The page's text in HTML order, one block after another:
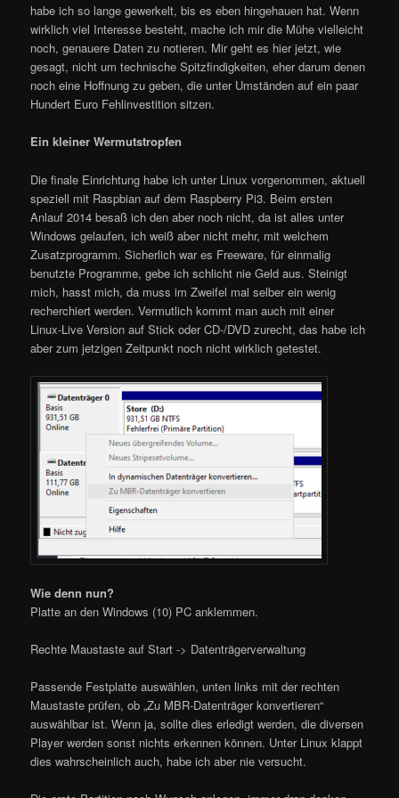
habe ich so lange gewerkelt, bis es eben hingehauen hat. Wenn
wirklich viel Interesse besteht, mache ich mir die Mühe vielleicht
noch, genauere Daten zu notieren. Mir geht es hier jetzt, wie
gesagt, nicht um technische Spitzfindigkeiten, eher darum denen
noch eine Hoffnung zu geben, die unter Umständen auf ein paar
Hundert Euro Fehlinvestition sitzen.
Ein kleiner Wermutstropfen
Die finale Einrichtung habe ich unter Linux vorgenommen, aktuell
speziell mit Raspbian auf dem Raspberry Pi3. Beim ersten
Anlauf 2014 besaß ich den aber noch nicht, da ist alles unter
Windows gelaufen, ich weiß aber nicht mehr, mit welchem
Zusatzprogramm. Sicherlich war es Freeware, für einmalig
benutzte Programme, gebe ich schlicht nie Geld aus. Steinigt
mich, hasst mich, da muss im Zweifel mal selber ein wenig
recherchiert werden. Vermutlich kommt man auch mit einer
Linux-Live Version auf Stick oder CD-/DVD zurecht, das habe ich
aber zum jetzigen Zeitpunkt noch nicht wirklich getestet.
Wie denn nun?
Platte an den Windows (10) PC anklemmen.
Rechte Maustaste auf Start -> Datenträgerverwaltung
Passende Festplatte auswählen, unten links mit der rechten
Maustaste prüfen, ob „Zu MBR-Datenträger konvertieren“
auswählbar ist. Wenn ja, sollte dies erledigt werden, die diversen
Player werden sonst nichts erkennen können. Unter Linux klappt
dies wahrscheinlich auch, habe ich aber nie versucht.